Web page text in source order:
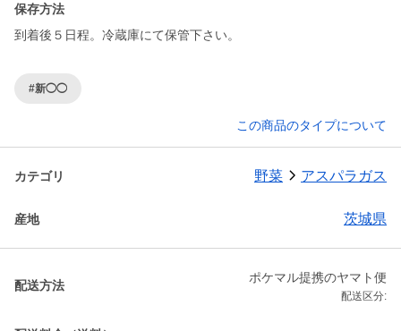
保存方法
到着後５日程。冷蔵庫にて保管下さい。
#新◯◯
この商品のタイプについて
カテゴリ 野菜 アスパラガス
産地 茨城県
配送方法
ポケマル提携のヤマト便
配送区分: